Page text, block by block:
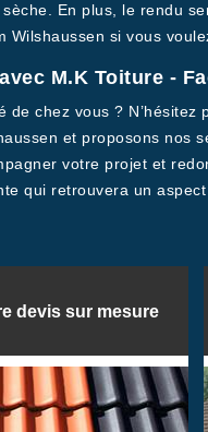
En plus, le rendu
si vous
M.K Toiture -
chez vous ?
et proposons nos
votre projet et
qui retrouvera un aspect
devis sur mesure